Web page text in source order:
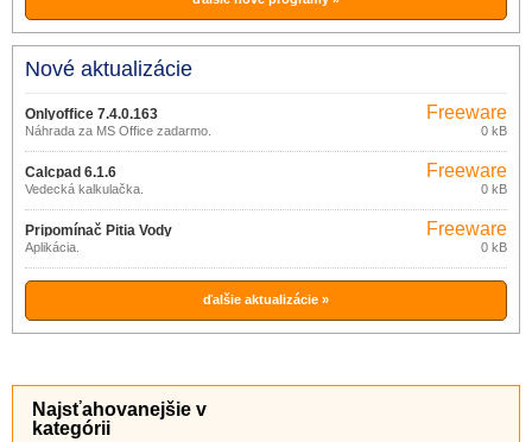
Nové aktualizácie
Onlyoffice 7.4.0.163
Náhrada za MS Office zadarmo.
Freeware
0 kB
Calcpad 6.1.6
Vedecká kalkulačka.
Freeware
0 kB
Pripomínač Pitia Vody
Aplikácia.
Freeware
0 kB
ďalšie aktualizácie »
Najsťahovanejšie v
kategórii